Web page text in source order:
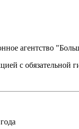
агентство
с обязательной